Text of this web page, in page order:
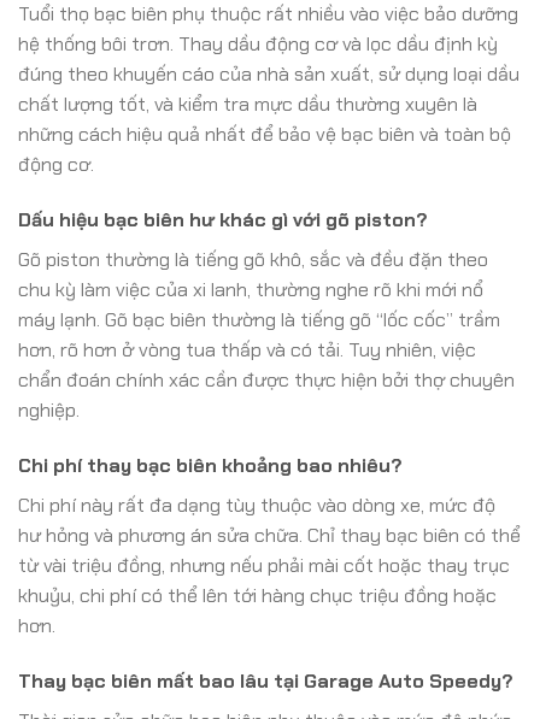
Tuổi thọ bạc biên phụ thuộc rất nhiều vào việc bảo dưỡng
hệ thống bôi trơn. Thay dầu động cơ và lọc dầu định kỳ
đúng theo khuyến cáo của nhà sản xuất, sử dụng loại dầu
chất lượng tốt, và kiểm tra mực dầu thường xuyên là
những cách hiệu quả nhất để bảo vệ bạc biên và toàn bộ
động cơ.
Dấu hiệu bạc biên hư khác gì với gõ piston?
Gõ piston thường là tiếng gõ khô, sắc và đều đặn theo
chu kỳ làm việc của xi lanh, thường nghe rõ khi mới nổ
máy lạnh. Gõ bạc biên thường là tiếng gõ “lốc cốc” trầm
hơn, rõ hơn ở vòng tua thấp và có tải. Tuy nhiên, việc
chẩn đoán chính xác cần được thực hiện bởi thợ chuyên
nghiệp.
Chi phí thay bạc biên khoảng bao nhiêu?
Chi phí này rất đa dạng tùy thuộc vào dòng xe, mức độ
hư hỏng và phương án sửa chữa. Chỉ thay bạc biên có thể
từ vài triệu đồng, nhưng nếu phải mài cốt hoặc thay trục
khuỷu, chi phí có thể lên tới hàng chục triệu đồng hoặc
hơn.
Thay bạc biên mất bao lâu tại Garage Auto Speedy?